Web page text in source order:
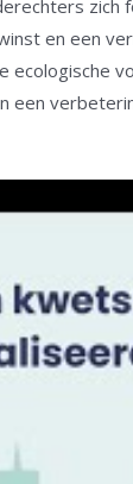
zich
en een
ecologische
een